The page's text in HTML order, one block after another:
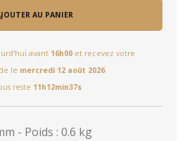
AU PANIER
avant 16h00 et recevez votre
le mercredi 12 août 2026
reste 11h12min37s
- Poids : 0.6 kg